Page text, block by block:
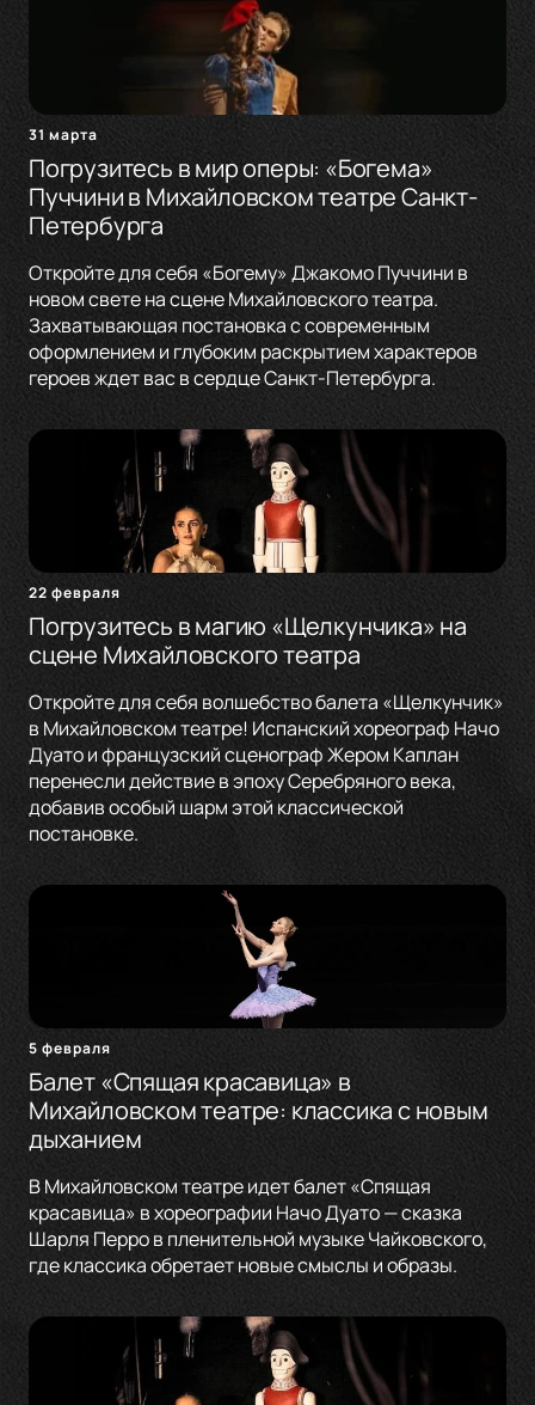
31 марта
Погрузитесь в мир оперы: «Богема»
Пуччини в Михайловском театре Санкт-
Петербурга
Откройте для себя «Богему» Джакомо Пуччини в
новом свете на сцене Михайловского театра.
Захватывающая постановка с современным
оформлением и глубоким раскрытием характеров
героев ждет вас в сердце Санкт-Петербурга.
22 февраля
Погрузитесь в магию «Щелкунчика» на
сцене Михайловского театра
Откройте для себя волшебство балета «Щелкунчик»
в Михайловском театре! Испанский хореограф Начо
Дуато и французский сценограф Жером Каплан
перенесли действие в эпоху Серебряного века,
добавив особый шарм этой классической
постановке.
5 февраля
Балет «Спящая красавица» в
Михайловском театре: классика с новым
дыханием
В Михайловском театре идет балет «Спящая
красавица» в хореографии Начо Дуато — сказка
Шарля Перро в пленительной музыке Чайковского,
где классика обретает новые смыслы и образы.